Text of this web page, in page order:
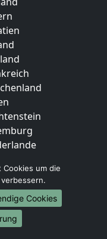
um die
Cookies